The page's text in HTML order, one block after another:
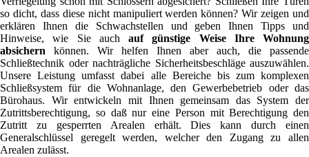
so dicht, dass diese nicht manipuliert werden können? Wir zeigen und
erklären Ihnen die Schwachstellen und geben Ihnen Tipps und
Hinweise, wie Sie auch auf günstige Weise Ihre Wohnung
absichern können. Wir helfen Ihnen aber auch, die passende
Schließtechnik oder nachträgliche Sicherheitsbeschläge auszuwählen.
Unsere Leistung umfasst dabei alle Bereiche bis zum komplexen
Schließsystem für die Wohnanlage, den Gewerbebetrieb oder das
Bürohaus. Wir entwickeln mit Ihnen gemeinsam das System der
Zutrittsberechtigung, so daß nur eine Person mit Berechtigung den
Zutritt zu gesperrten Arealen erhält. Dies kann durch einen
Generalschlüssel geregelt werden, welcher den Zugang zu allen
Arealen zulässt.